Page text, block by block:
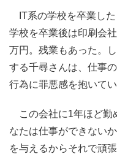
IT系の学校を卒業した
学校を卒業後は印刷会
万円。残業もあった。
する千尋さんは、仕事
行為に罪悪感を抱いてい
この会社に1年ほど勤
なたは仕事ができない
を与えるからそれで頑